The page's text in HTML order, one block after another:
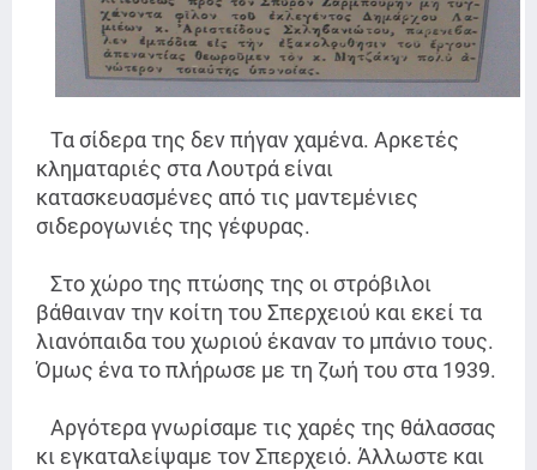
Τα σίδερα της δεν πήγαν χαμένα. Αρκετές
κληματαριές στα Λουτρά είναι
κατασκευασμένες από τις μαντεμένιες
σιδερογωνιές της γέφυρας.
Στο χώρο της πτώσης της οι στρόβιλοι
βάθαιναν την κοίτη του Σπερχειού και εκεί τα
λιανόπαιδα του χωριού έκαναν το μπάνιο τους.
Όμως ένα το πλήρωσε με τη ζωή του στα 1939.
Αργότερα γνωρίσαμε τις χαρές της θάλασσας
κι εγκαταλείψαμε τον Σπερχειό. Άλλωστε και